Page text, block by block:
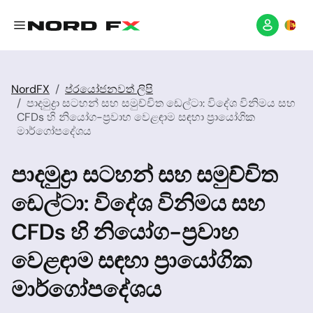
NordFX
ප්රයෝජනවත් ලිපි
පාදමුද්‍රා සටහන් සහ සමුච්චිත ඩෙල්ටා: විදේශ විනිමය සහ
CFDs හි නියෝග-ප්‍රවාහ වෙළඳාම සඳහා ප්‍රායෝගික
මාර්ගෝපදේශය
පාදමුද්‍රා සටහන් සහ සමුච්චිත
ඩෙල්ටා: විදේශ විනිමය සහ
CFDs හි නියෝග-ප්‍රවාහ
වෙළඳාම සඳහා ප්‍රායෝගික
මාර්ගෝපදේශය